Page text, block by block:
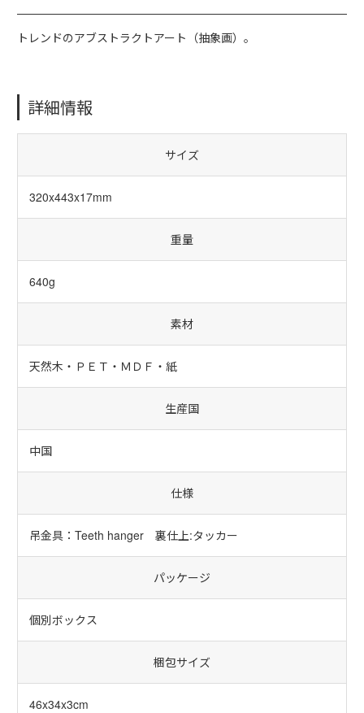
トレンドのアブストラクトアート（抽象画）。
詳細情報
サイズ
320x443x17mm
重量
640g
素材
天然木・ＰＥＴ・ＭＤＦ・紙
生産国
中国
仕様
吊金具：Teeth hanger 裏仕上:タッカー
パッケージ
個別ボックス
梱包サイズ
46x34x3cm